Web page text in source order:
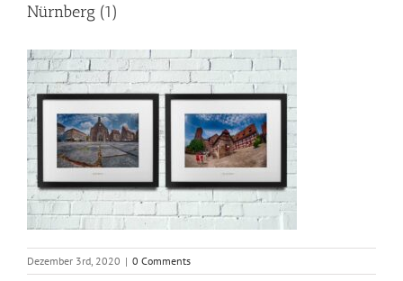
Nürnberg (1)
Dezember 3rd, 2020 | 0 Comments